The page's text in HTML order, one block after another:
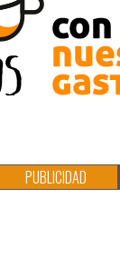
PUBLICIDAD